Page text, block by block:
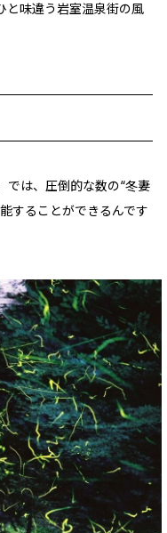
と味違う岩室温泉街の風
では、圧倒的な数の“冬妻
することができるんです